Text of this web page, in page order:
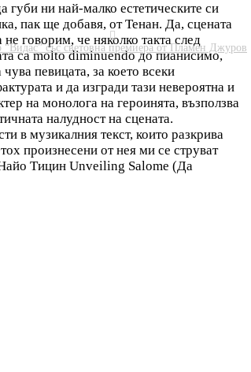

“Видас” със световна премиера от Пламен Джуров
губи ни най-малко естетическите си
пак ще добавя, от Тенан. Да, сцената
говорим, че няколко такта след
са molto diminuendo до пианисимо,
певицата, за което всеки
и да изгради тази невероятна и
на монолога на героинята, възползва
налудност на сцената.
в музикалния текст, които разкрива
произнесени от нея ми се струват
Тицин Unveiling Salome (Да